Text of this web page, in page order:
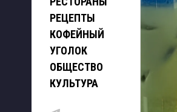
РЕЦЕПТЫ
КОФЕЙНЫЙ
УГОЛОК
ОБЩЕСТВО
КУЛЬТУРА